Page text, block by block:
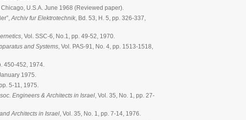
U.S.A. June 1968 (Reviewed paper).
Archiv fur Elektrotechnik, Bd. 53, H. 5, pp. 326-337,
, Vol. SSC-6, No.1, pp. 49-52, 1970.
and Systems, Vol. PAS-91, No. 4, pp. 1513-1518,
450-452, 1974.
1975.
5-11, 1975.
Engineers & Architects in Israel, Vol. 35, No. 1, pp. 27-
Architects in Israel, Vol. 35, No. 1, pp. 7-14, 1976.